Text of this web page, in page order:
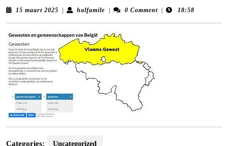
15 maart 2025 15
halfamile halfamile0 Comment 18:58
Categories: Uncategorized